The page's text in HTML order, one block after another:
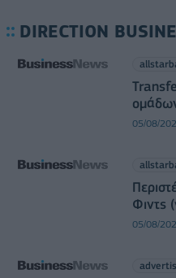
DIRECTION
05/08/
Φιντς
05/08/